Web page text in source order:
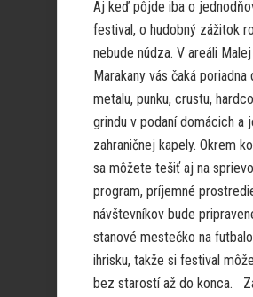
Aj keď pôjde iba o
festival, o hudobný zážitok
nebude núdza. V areáli Malej
Marakany vás čaká poriadna
metalu, punku, crustu,
grindu v podaní domácich a
zahraničnej kapely. Okrem
sa môžete tešiť aj na
program, príjemné
návštevníkov bude
stanové mestečko na
ihrisku, takže si festival
bez starostí až do konca.